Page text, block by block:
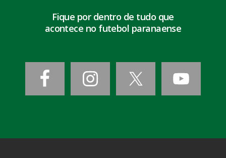
Fique por dentro de tudo que
acontece no futebol paranaense